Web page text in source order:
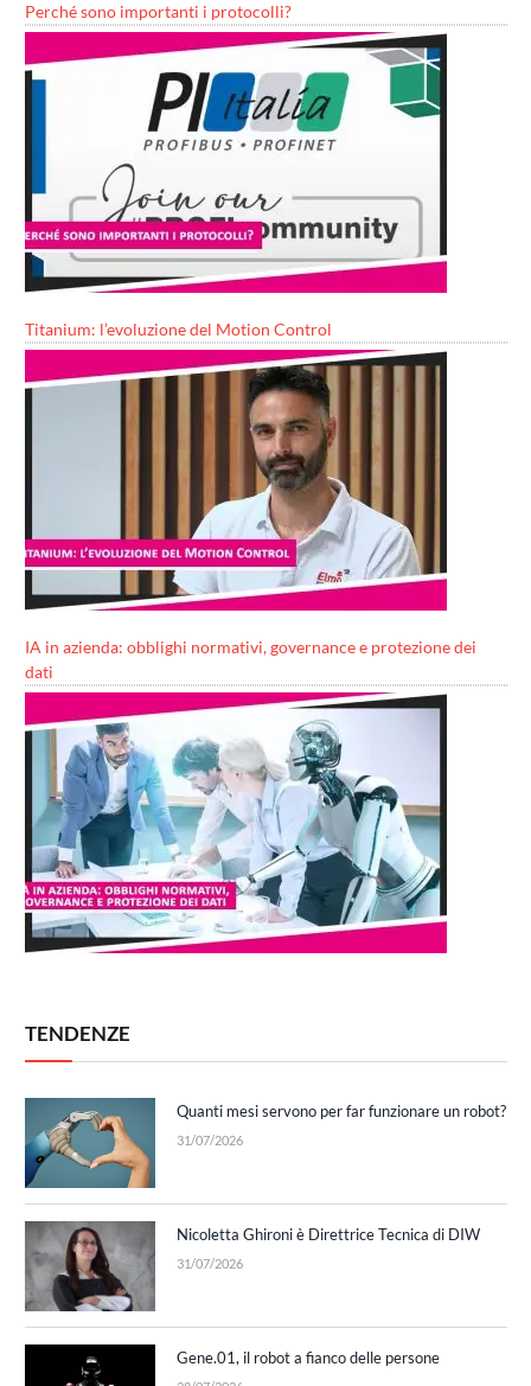
Perché sono importanti i protocolli?
Titanium: l’evoluzione del Motion Control
IA in azienda: obblighi normativi, governance e protezione dei
dati
TENDENZE
Quanti mesi servono per far funzionare un robot?
31/07/2026
Nicoletta Ghironi è Direttrice Tecnica di DIW
31/07/2026
Gene.01, il robot a fianco delle persone